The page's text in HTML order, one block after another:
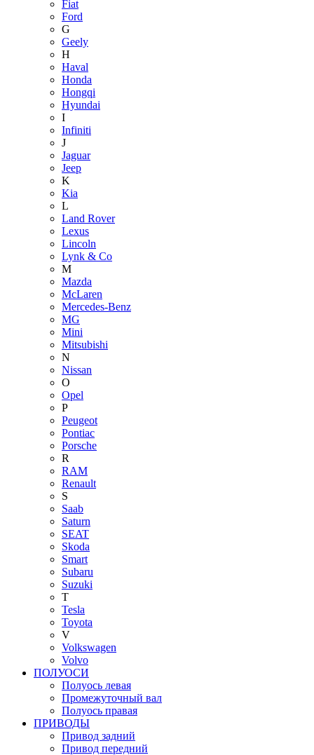
Fiat
Ford
G
Geely
H
Haval
Honda
Hongqi
Hyundai
I
Infiniti
J
Jaguar
Jeep
K
Kia
L
Land Rover
Lexus
Lincoln
Lynk & Co
M
Mazda
McLaren
Mercedes-Benz
MG
Mini
Mitsubishi
N
Nissan
O
Opel
P
Peugeot
Pontiac
Porsche
R
RAM
Renault
S
Saab
Saturn
SEAT
Skoda
Smart
Subaru
Suzuki
T
Tesla
Toyota
V
Volkswagen
Volvo
ПОЛУОСИ
Полуось левая
Промежуточный вал
Полуось правая
ПРИВОДЫ
Привод задний
Привод передний